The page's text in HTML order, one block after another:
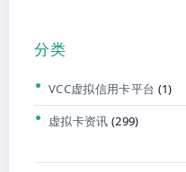
分类
VCC虚拟信用卡平台 (1)
虚拟卡资讯 (299)